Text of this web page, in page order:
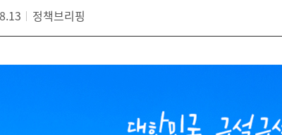
정책브리핑